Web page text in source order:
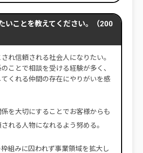
いことを教えてください。（200
れ信頼される社会人になりたい。
ことで相談を受ける経験が多く、
くれる仲間の存在にやりがいを感
を大切にすることでお客様からも
れる人物になれるよう努める。
組みに囚われず事業領域を拡大し